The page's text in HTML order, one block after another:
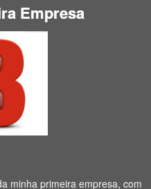
Empresa
minha primeira empresa, com